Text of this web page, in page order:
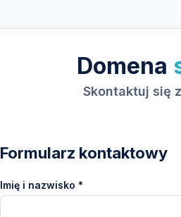
Domena
Skontaktuj się
Formularz kontaktowy
Imię i nazwisko *